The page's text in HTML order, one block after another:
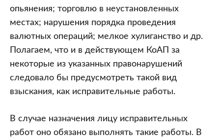
опьянения; торговлю в неустановленных
местах; нарушения порядка проведения
валютных операций; мелкое хулиганство и др.
Полагаем, что и в действующем КоАП за
некоторые из указанных правонарушений
следовало бы предусмотреть такой вид
взыскания, как исправительные работы.
В случае назначения лицу исправительных
работ оно обязано выполнять такие работы. В